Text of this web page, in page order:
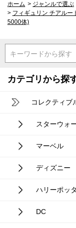
ホーム > ジャンルで選ぶ
> フィギュリン チアルー
5000体)
キーワードから探す
カテゴリから探
コレクティブ
スターウォ
マーベル
ディズニー
ハリーポッ
DC